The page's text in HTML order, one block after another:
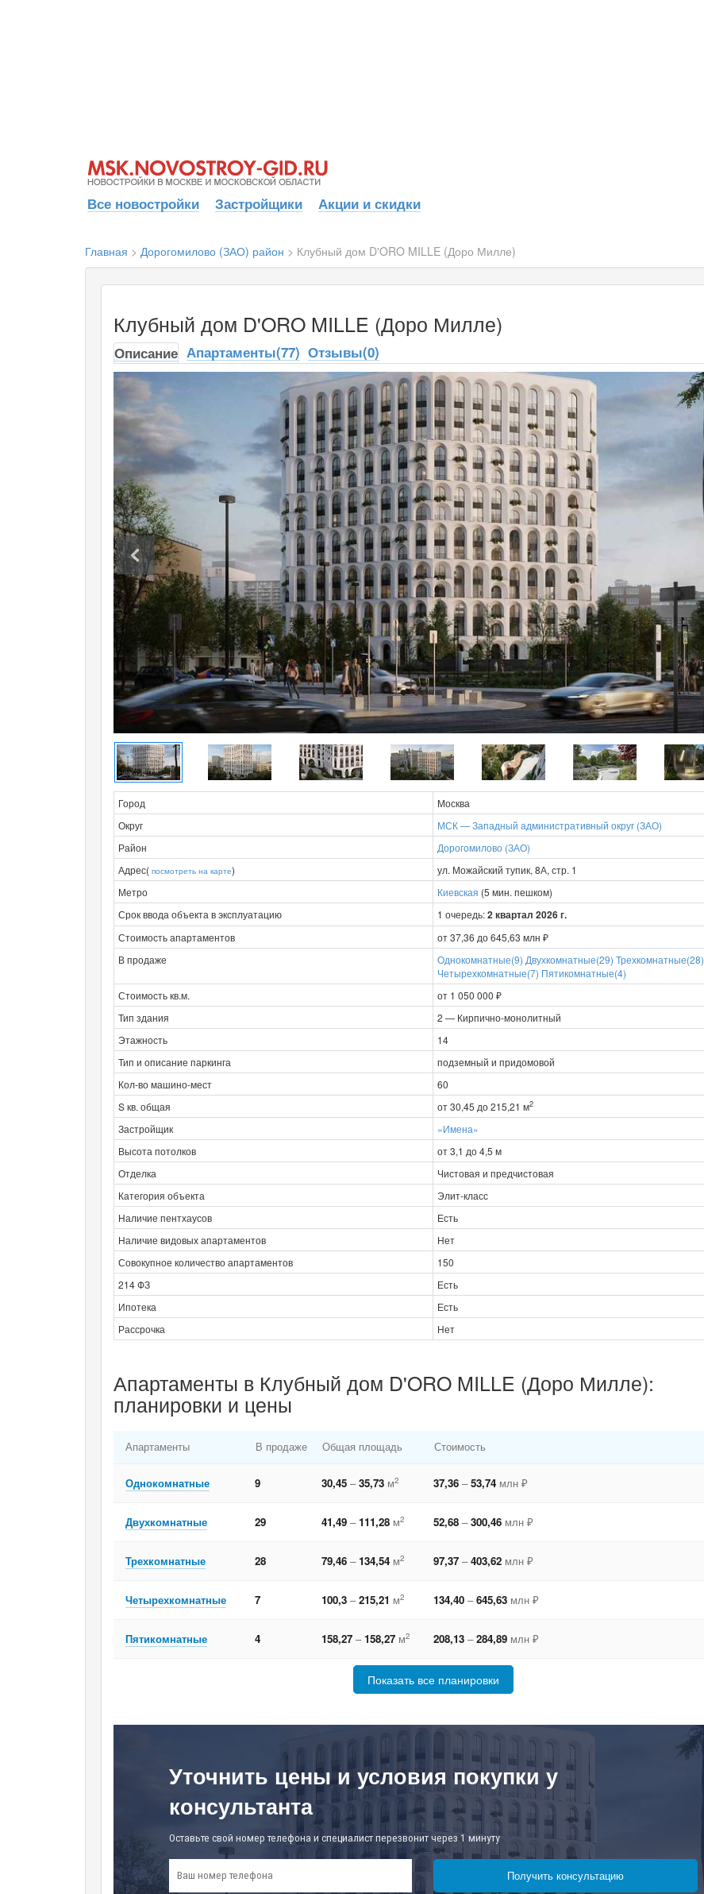
Все новостройки Застройщики Акции и скидки
Главная > Дорогомилово (ЗАО) район > Клубный дом D'ORO MILLE (Доро Милле)
Клубный дом D'ORO MILLE (Доро Милле)
Описание Апартаменты(77) Отзывы(0)
Город
Москва
Округ
МСК — Западный административный округ (ЗАО)
Район
Дорогомилово (ЗАО)
Адрес( посмотреть на карте)
ул. Можайский тупик, 8А, стр. 1
Метро
Киевская (5 мин. пешком)
Срок ввода объекта в эксплуатацию
1 очередь:2 квартал 2026 г.
Стоимость апартаментов
от 37,36 до 645,63 млн ₽
В продаже
Однокомнатные(9) Двухкомнатные(29) Трехкомнатные(28)
Четырехкомнатные(7) Пятикомнатные(4)
Стоимость кв.м.
от 1 050 000 ₽
Тип здания
2 — Кирпично-монолитный
Этажность
14
Тип и описание паркинга
подземный и придомовой
Кол-во машино-мест
60
S кв. общая
от 30,45 до 215,21 м2
Застройщик
«Имена»
Высота потолков
от 3,1 до 4,5 м
Отделка
Чистовая и предчистовая
Категория объекта
Элит-класс
Наличие пентхаусов
Есть
Наличие видовых апартаментов
Нет
Совокупное количество апартаментов
150
214 ФЗ
Есть
Ипотека
Есть
Рассрочка
Нет
Апартаменты в Клубный дом D'ORO MILLE (Доро Милле):
планировки и цены
Апартаменты В продаже Общая площадь Стоимость
Однокомнатные 9 30,45 –35,73 м2 37,36 –53,74 млн ₽
Двухкомнатные 29 41,49 –111,28 м2 52,68 –300,46 млн ₽
Трехкомнатные 28 79,46 –134,54 м2 97,37 –403,62 млн ₽
Четырехкомнатные 7 100,3 –215,21 м2 134,40 –645,63 млн ₽
Пятикомнатные 4 158,27 –158,27 м2 208,13 –284,89 млн ₽
Показать все планировки
Уточнить цены и условия покупки у
консультанта
Оставьте свой номер телефона и специалист перезвонит через 1 минуту